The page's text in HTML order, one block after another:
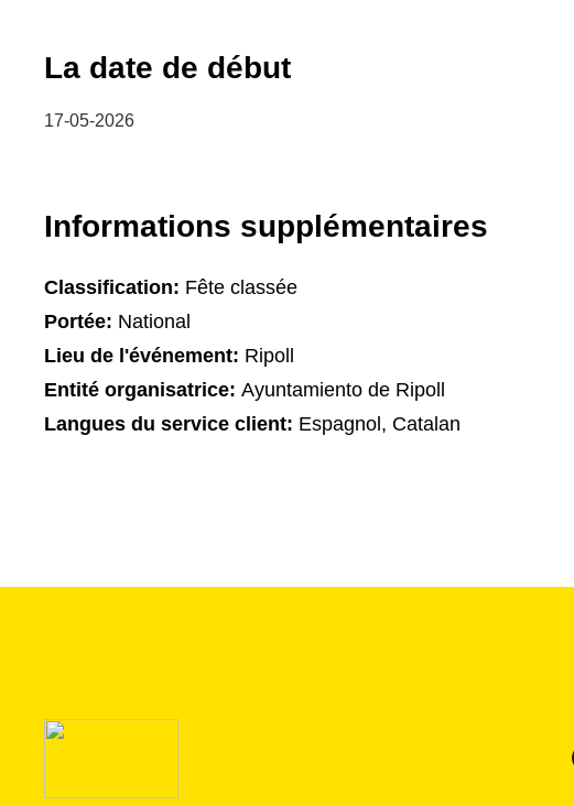
La date de début
17-05-2026
Informations supplémentaires
Classification: Fête classée
Portée: National
Lieu de l'événement: Ripoll
Entité organisatrice: Ayuntamiento de Ripoll
Langues du service client: Espagnol, Catalan